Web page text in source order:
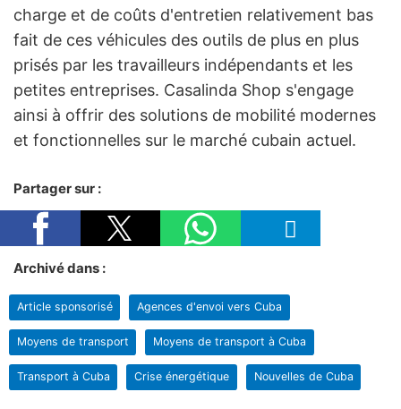
charge et de coûts d'entretien relativement bas
fait de ces véhicules des outils de plus en plus
prisés par les travailleurs indépendants et les
petites entreprises. Casalinda Shop s'engage
ainsi à offrir des solutions de mobilité modernes
et fonctionnelles sur le marché cubain actuel.
Partager sur :
Archivé dans :
Article sponsorisé Agences d'envoi vers Cuba
Moyens de transport Moyens de transport à Cuba
Transport à Cuba Crise énergétique Nouvelles de Cuba